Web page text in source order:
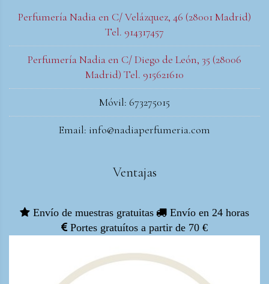
Perfumería Nadia en C/ Velázquez, 46 (28001 Madrid)
Tel. 914317457
Perfumería Nadia en C/ Diego de León, 35 (28006
Madrid) Tel. 915621610
Móvil: 673275015
Email: info@nadiaperfumeria.com
Ventajas
Envío de muestras gratuitas
Envío en 24 horas
Portes gratuítos a partir de 70 €